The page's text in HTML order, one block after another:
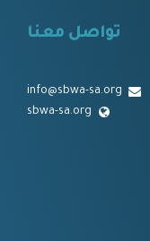
تواصل معنا
info@sbwa-sa.org
sbwa-sa.org